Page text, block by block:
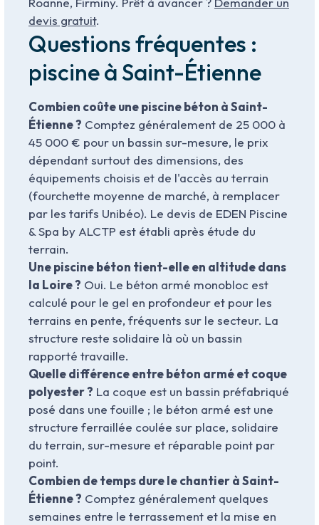
devis gratuit.
Questions fréquentes :
piscine à Saint-Étienne
Combien coûte une piscine béton à Saint-
Étienne ? Comptez généralement de 25 000 à
45 000 € pour un bassin sur-mesure, le prix
dépendant surtout des dimensions, des
équipements choisis et de l'accès au terrain
(fourchette moyenne de marché, à remplacer
par les tarifs Unibéo). Le devis de EDEN Piscine
& Spa by ALCTP est établi après étude du
terrain.
Une piscine béton tient-elle en altitude dans
la Loire ? Oui. Le béton armé monobloc est
calculé pour le gel en profondeur et pour les
terrains en pente, fréquents sur le secteur. La
structure reste solidaire là où un bassin
rapporté travaille.
Quelle différence entre béton armé et coque
polyester ? La coque est un bassin préfabriqué
posé dans une fouille ; le béton armé est une
structure ferraillée coulée sur place, solidaire
du terrain, sur-mesure et réparable point par
point.
Combien de temps dure le chantier à Saint-
Étienne ? Comptez généralement quelques
semaines entre le terrassement et la mise en